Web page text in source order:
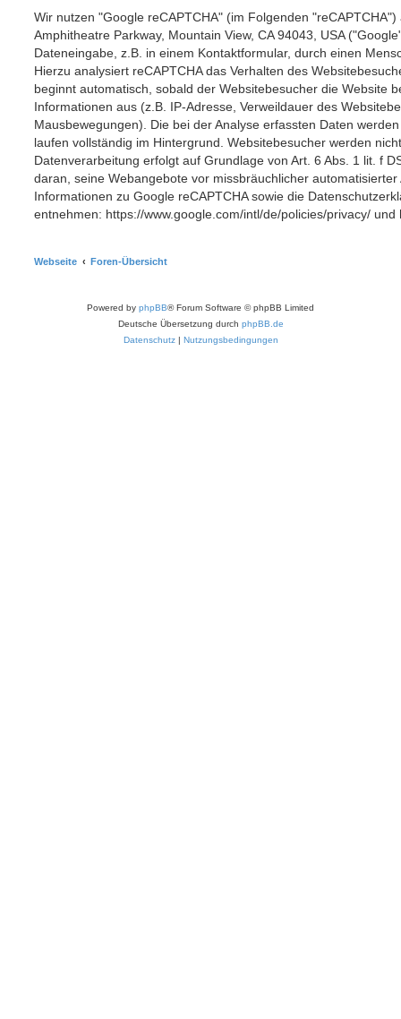
Wir nutzen "Google reCAPTCHA" (im Folgenden
Amphitheatre Parkway, Mountain View, CA 94043, USA
Dateneingabe, z.B. in einem Kontaktformular, durch einen
Hierzu analysiert reCAPTCHA das Verhalten des
beginnt automatisch, sobald der Websitebesucher die Website
Informationen aus (z.B. IP-Adresse, Verweildauer des
Mausbewegungen). Die bei der Analyse erfassten Daten
laufen vollständig im Hintergrund. Websitebesucher werden
Datenverarbeitung erfolgt auf Grundlage von Art. 6 Abs. 1 lit. f
daran, seine Webangebote vor missbräuchlicher
Informationen zu Google reCAPTCHA sowie die
entnehmen: https://www.google.com/intl/de/policies/privacy/
Webseite Foren-Übersicht
Powered by phpBB® Forum Software © phpBB Limited
Deutsche Übersetzung durch phpBB.de
Datenschutz| Nutzungsbedingungen